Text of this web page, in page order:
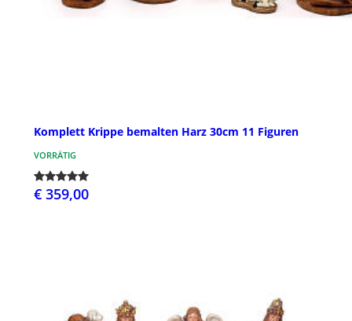
Komplett Krippe bemalten Harz 30cm 11 Figuren
VORRÄTIG
€ 359,00